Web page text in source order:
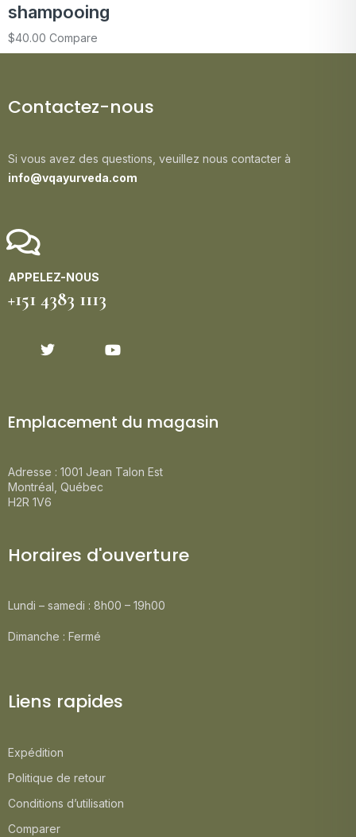
shampooing
$40.00 Compare
Contactez-nous
Si vous avez des questions, veuillez nous contacter à
info@vqayurveda.com
APPELEZ-NOUS
+151 4383 1113
Emplacement du magasin
Adresse : 1001 Jean Talon Est
Montréal, Québec
H2R 1V6
Horaires d'ouverture
Lundi – samedi : 8h00 – 19h00
Dimanche : Fermé
Liens rapides
Expédition
Politique de retour
Conditions d’utilisation
Comparer